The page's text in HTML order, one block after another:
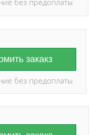
закакз
без предоплаты